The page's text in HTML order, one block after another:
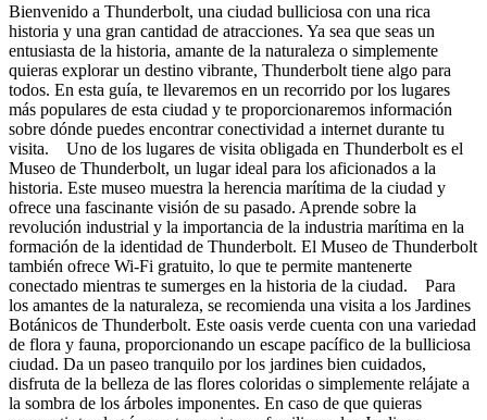
Bienvenido a Thunderbolt, una ciudad bulliciosa con una rica
historia y una gran cantidad de atracciones. Ya sea que seas un
entusiasta de la historia, amante de la naturaleza o simplemente
quieras explorar un destino vibrante, Thunderbolt tiene algo para
todos. En esta guía, te llevaremos en un recorrido por los lugares
más populares de esta ciudad y te proporcionaremos información
sobre dónde puedes encontrar conectividad a internet durante tu
visita. Uno de los lugares de visita obligada en Thunderbolt es el
Museo de Thunderbolt, un lugar ideal para los aficionados a la
historia. Este museo muestra la herencia marítima de la ciudad y
ofrece una fascinante visión de su pasado. Aprende sobre la
revolución industrial y la importancia de la industria marítima en la
formación de la identidad de Thunderbolt. El Museo de Thunderbolt
también ofrece Wi-Fi gratuito, lo que te permite mantenerte
conectado mientras te sumerges en la historia de la ciudad. Para
los amantes de la naturaleza, se recomienda una visita a los Jardines
Botánicos de Thunderbolt. Este oasis verde cuenta con una variedad
de flora y fauna, proporcionando un escape pacífico de la bulliciosa
ciudad. Da un paseo tranquilo por los jardines bien cuidados,
disfruta de la belleza de las flores coloridas o simplemente relájate a
la sombra de los árboles imponentes. En caso de que quieras